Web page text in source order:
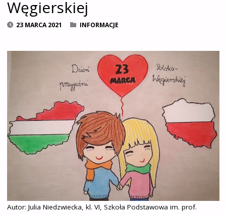
Węgierskiej
23 MARCA 2021 INFORMACJE
Autor: Julia Niedzwiecka, kl. VI, Szkoła Podstawowa im. prof.